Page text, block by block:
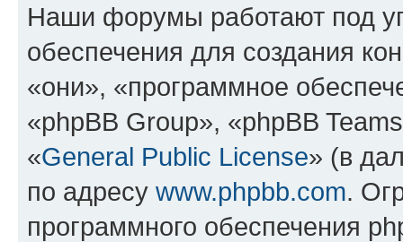
Наши форумы работают под
обеспечения для создания
«они», «программное
«phpBB Group», «phpBB
«General Public License» (в
по адресу www.phpbb.com.
программного обеспечения